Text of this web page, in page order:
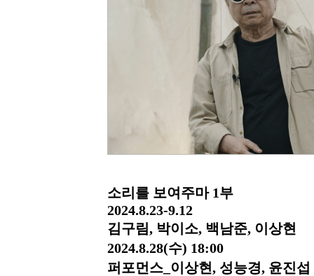
소리를 보여주마 1부
2024.8.23-9.12
김구림, 박이소, 백남준, 이상현
2024.8.28(수) 18:00
퍼포먼스_이상현, 성능경, 윤진섭